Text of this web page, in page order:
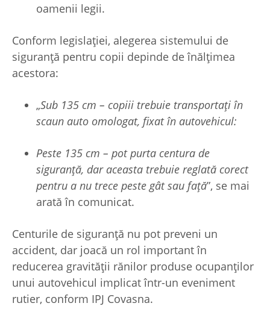
oamenii legii.
Conform legislației, alegerea sistemului de
siguranță pentru copii depinde de înălțimea
acestora:
„Sub 135 cm – copiii trebuie transportați în
scaun auto omologat, fixat în autovehicul:
Peste 135 cm – pot purta centura de
siguranță, dar aceasta trebuie reglată corect
pentru a nu trece peste gât sau față”, se mai
arată în comunicat.
Centurile de siguranţă nu pot preveni un
accident, dar joacă un rol important în
reducerea gravităţii rănilor produse ocupanţilor
unui autovehicul implicat într-un eveniment
rutier, conform IPJ Covasna.